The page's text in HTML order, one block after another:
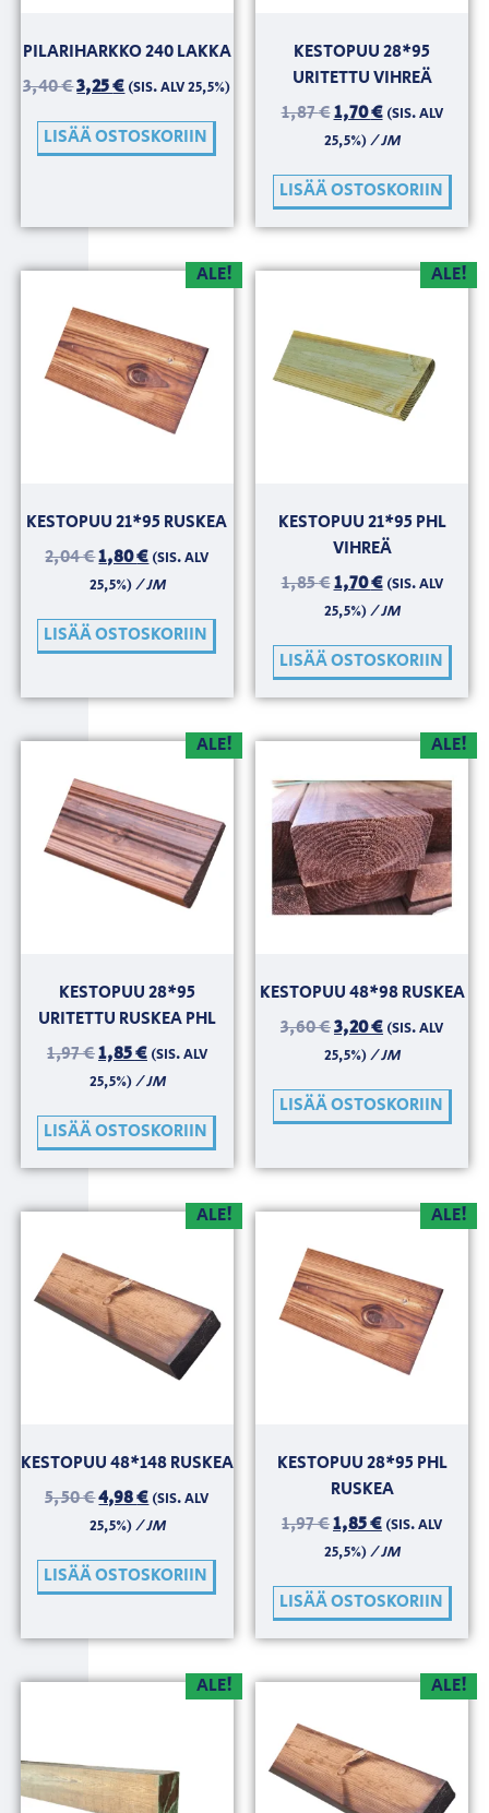
PILARIHARKKO 240 LAKKA
3,40€3,25€(SIS. ALV 25,5%)
LISÄÄ OSTOSKORIIN
KESTOPUU 28*95
URITETTU VIHREÄ
1,87€1,70€ (SIS. ALV
25,5%)/ JM
LISÄÄ OSTOSKORIIN
ALE!
KESTOPUU 21*95 RUSKEA
2,04€1,80€(SIS. ALV
25,5%)/ JM
LISÄÄ OSTOSKORIIN
ALE!
KESTOPUU 21*95 PHL
VIHREÄ
1,85€1,70€ (SIS. ALV
25,5%)/ JM
LISÄÄ OSTOSKORIIN
ALE!
KESTOPUU 28*95
URITETTU RUSKEA PHL
1,97€1,85€ (SIS. ALV
25,5%)/ JM
LISÄÄ OSTOSKORIIN
ALE!
KESTOPUU 48*98 RUSKEA
3,60€3,20€ (SIS. ALV
25,5%)/ JM
LISÄÄ OSTOSKORIIN
ALE!
KESTOPUU 48*148 RUSKEA
5,50€4,98€(SIS. ALV
25,5%)/ JM
LISÄÄ OSTOSKORIIN
ALE!
KESTOPUU 28*95 PHL
RUSKEA
1,97€1,85€ (SIS. ALV
25,5%)/ JM
LISÄÄ OSTOSKORIIN
ALE! ALE!